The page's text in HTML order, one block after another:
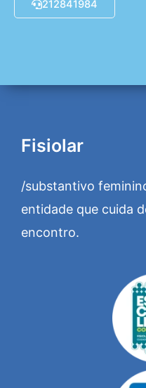
212841984
Fisiolar
/substantivo
entidade que cuida
encontro.